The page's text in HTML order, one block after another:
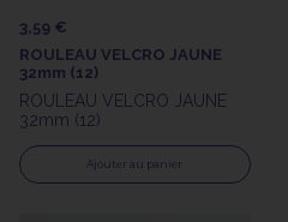
3,59 €
ROULEAU VELCRO JAUNE
32mm (12)
ROULEAU VELCRO JAUNE
32mm (12)
Ajouter au panier